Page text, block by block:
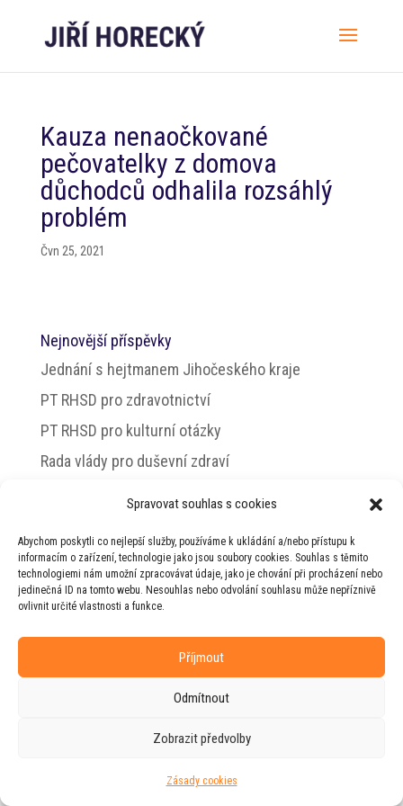
Spravovat souhlas s cookies
Abychom poskytli co nejlepší služby, používáme k ukládání a/nebo přístupu k
informacím o zařízení, technologie jako jsou soubory cookies. Souhlas s těmito
technologiemi nám umožní zpracovávat údaje, jako je chování při procházení nebo
jedinečná ID na tomto webu. Nesouhlas nebo odvolání souhlasu může nepříznivě
ovlivnit určité vlastnosti a funkce.
Příjmout
Odmítnout
Zobrazit předvolby
Zásady cookies
Kauza nenaočkované
pečovatelky z domova
důchodců odhalila rozsáhlý
problém
Čvn 25, 2021
Nejnovější příspěvky
Jednání s hejtmanem Jihočeského kraje
PT RHSD pro zdravotnictví
PT RHSD pro kulturní otázky
Rada vlády pro duševní zdraví
© 2026 Jiří Horecký – Osobní stránky Jiřího
Horeckého
Web vytvořila firma